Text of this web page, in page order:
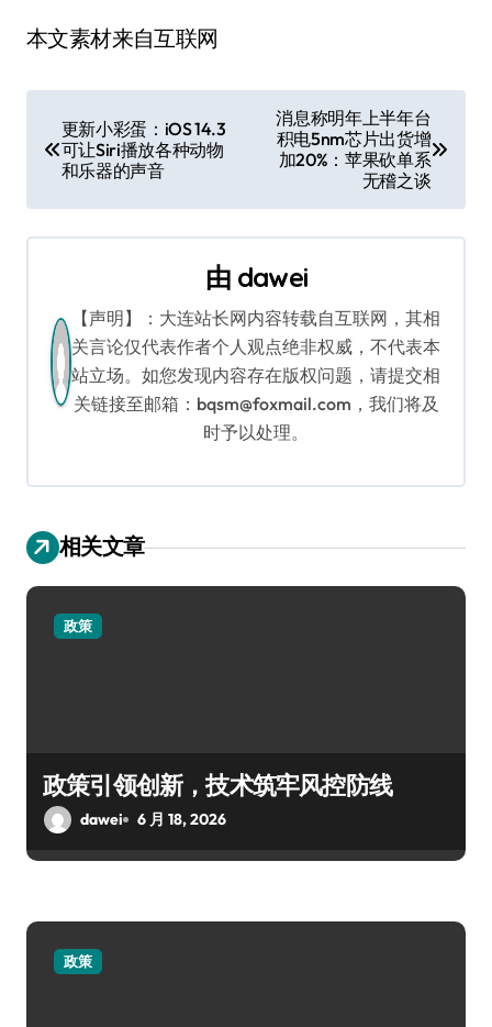
本文素材来自互联网
章
导
航
更新小彩蛋：iOS 14.3
可让Siri播放各种动物
和乐器的声音
消息称明年上半年台
积电5nm芯片出货增
加20%：苹果砍单系
无稽之谈
由 dawei
【声明】：大连站长网内容转载自互联网，其相
关言论仅代表作者个人观点绝非权威，不代表本
站立场。如您发现内容存在版权问题，请提交相
关链接至邮箱：bqsm@foxmail.com，我们将及
时予以处理。
相关文章
政策
政策引领创新，技术筑牢风控防线
dawei 6 月 18, 2026
政策